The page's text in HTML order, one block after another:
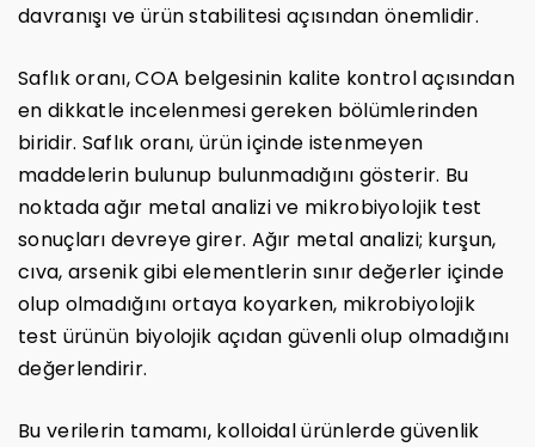
davranışı ve ürün stabilitesi açısından önemlidir.
Saflık oranı, COA belgesinin kalite kontrol açısından
en dikkatle incelenmesi gereken bölümlerinden
biridir. Saflık oranı, ürün içinde istenmeyen
maddelerin bulunup bulunmadığını gösterir. Bu
noktada ağır metal analizi ve mikrobiyolojik test
sonuçları devreye girer. Ağır metal analizi; kurşun,
cıva, arsenik gibi elementlerin sınır değerler içinde
olup olmadığını ortaya koyarken, mikrobiyolojik
test ürünün biyolojik açıdan güvenli olup olmadığını
değerlendirir.
Bu verilerin tamamı, kolloidal ürünlerde güvenlik